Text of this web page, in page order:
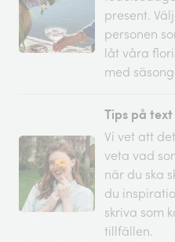
present.
personen
låt våra
med
Tips på
Vi vet att
veta vad
när du ska
du
skriva som
tillfällen.